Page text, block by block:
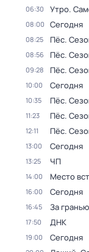
06:30 Утро.
08:00 Сегодня
08:25 Пёс.
08:56 Пёс.
09:28 Пёс.
10:00 Сегодня
10:35 Пёс.
11:23 Пёс.
12:11 Пёс.
13:00 Сегодня
13:25 ЧП
14:00 Место
16:00 Сегодня
16:45 За гранью
17:50 ДНК
19:00 Сегодня